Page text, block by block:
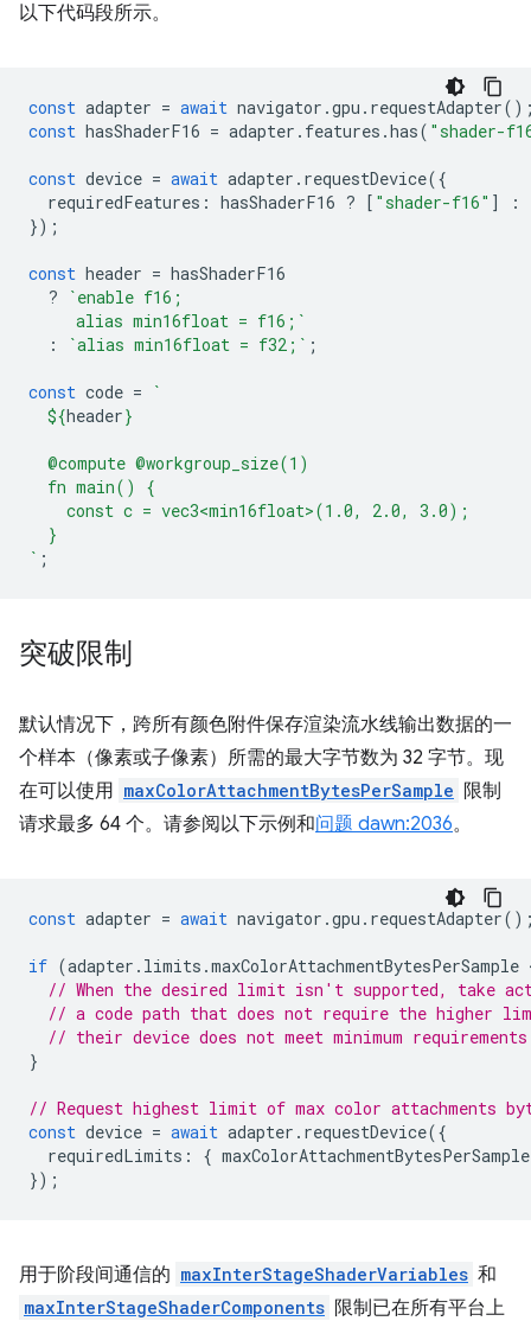
以下代码段所示。
const adapter = await navigator .gpu . requestAdapter
const hasShaderF16 = adapter . features .has( "shader-
const device = await adapter . requestDevice({
requiredFeatures : hasShaderF16 ? [ "shader-f16" ] :
});
const header = hasShaderF16
?
`enable f16;
     alias min16float = f16;`
:
`alias min16float = f32;` ;
const code =
`
${header}
  @compute @workgroup_size(1)
  fn main() {
    const c = vec3<min16float>(1.0, 2.0, 3.0);
  }
` ;
突破限制
默认情况下，跨所有颜色附件保存渲染流水线输出数据的一
个样本（像素或子像素）所需的最大字节数为 32 字节。现
在可以使用 maxColorAttachmentBytesPerSample 限制
请求最多 64 个。请参阅以下示例和问题 dawn:2036。
const adapter = await navigator .gpu . requestAdapter
if (adapter . limits .maxColorAttachmentBytesPerSample
// When the desired limit isn't supported, take
// a code path that does not require the higher
// their device does not meet minimum
}
// Request highest limit of max color attachments
const device = await adapter . requestDevice({
requiredLimits : { maxColorAttachmentBytesPerSample
});
用于阶段间通信的 maxInterStageShaderVariables 和
maxInterStageShaderComponents 限制已在所有平台上